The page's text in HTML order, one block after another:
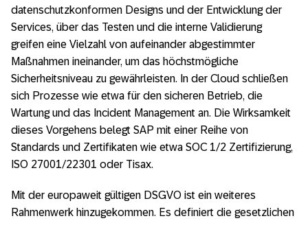
datenschutzkonformen Designs und der Entwicklung der
Services, über das Testen und die interne Validierung
greifen eine Vielzahl von aufeinander abgestimmter
Maßnahmen ineinander, um das höchstmögliche
Sicherheitsniveau zu gewährleisten. In der Cloud schließen
sich Prozesse wie etwa für den sicheren Betrieb, die
Wartung und das Incident Management an. Die Wirksamkeit
dieses Vorgehens belegt SAP mit einer Reihe von
Standards und Zertifikaten wie etwa SOC 1/2 Zertifizierung,
ISO 27001/22301 oder Tisax.
Mit der europaweit gültigen DSGVO ist ein weiteres
Rahmenwerk hinzugekommen. Es definiert die gesetzlichen